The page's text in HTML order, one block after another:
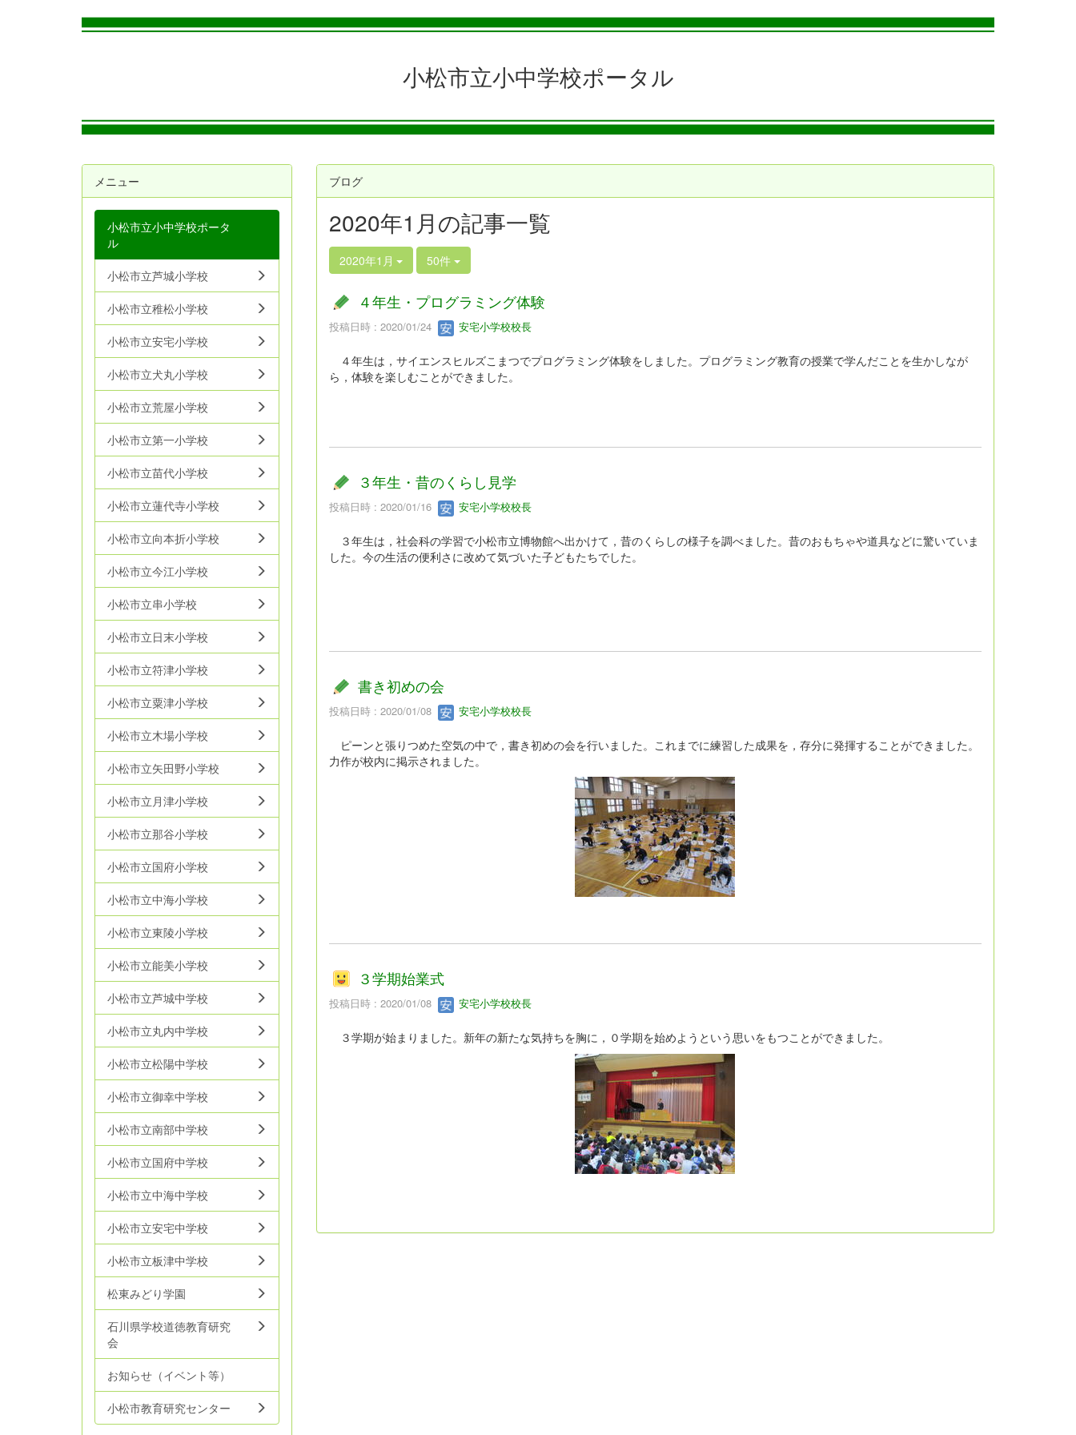
小松市立小中学校ポータル
ブログ
2020年1月の記事一覧
2020年1月 50件
４年生・プログラミング体験
投稿日時 : 2020/01/24 安宅小学校校長
４年生は，サイエンスヒルズこまつでプログラミング体験をしました。プログラミング教育の授業で学んだことを生かしなが
ら，体験を楽しむことができました。
３年生・昔のくらし見学
投稿日時 : 2020/01/16 安宅小学校校長
３年生は，社会科の学習で小松市立博物館へ出かけて，昔のくらしの様子を調べました。昔のおもちゃや道具などに驚いていま
した。今の生活の便利さに改めて気づいた子どもたちでした。
書き初めの会
投稿日時 : 2020/01/08 安宅小学校校長
ピーンと張りつめた空気の中で，書き初めの会を行いました。これまでに練習した成果を，存分に発揮することができました。
力作が校内に掲示されました。
３学期始業式
投稿日時 : 2020/01/08 安宅小学校校長
３学期が始まりました。新年の新たな気持ちを胸に，０学期を始めようという思いをもつことができました。
メニュー
小松市立小中学校ポータ
ル
小松市立芦城小学校
小松市立稚松小学校
小松市立安宅小学校
小松市立犬丸小学校
小松市立荒屋小学校
小松市立第一小学校
小松市立苗代小学校
小松市立蓮代寺小学校
小松市立向本折小学校
小松市立今江小学校
小松市立串小学校
小松市立日末小学校
小松市立符津小学校
小松市立粟津小学校
小松市立木場小学校
小松市立矢田野小学校
小松市立月津小学校
小松市立那谷小学校
小松市立国府小学校
小松市立中海小学校
小松市立東陵小学校
小松市立能美小学校
小松市立芦城中学校
小松市立丸内中学校
小松市立松陽中学校
小松市立御幸中学校
小松市立南部中学校
小松市立国府中学校
小松市立中海中学校
小松市立安宅中学校
小松市立板津中学校
松東みどり学園
石川県学校道徳教育研究
会
お知らせ（イベント等）
小松市教育研究センター